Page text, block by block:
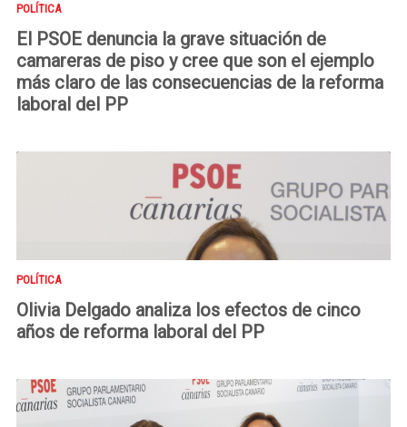
POLÍTICA
El PSOE denuncia la grave situación de
camareras de piso y cree que son el ejemplo
más claro de las consecuencias de la reforma
laboral del PP
POLÍTICA
Olivia Delgado analiza los efectos de cinco
años de reforma laboral del PP